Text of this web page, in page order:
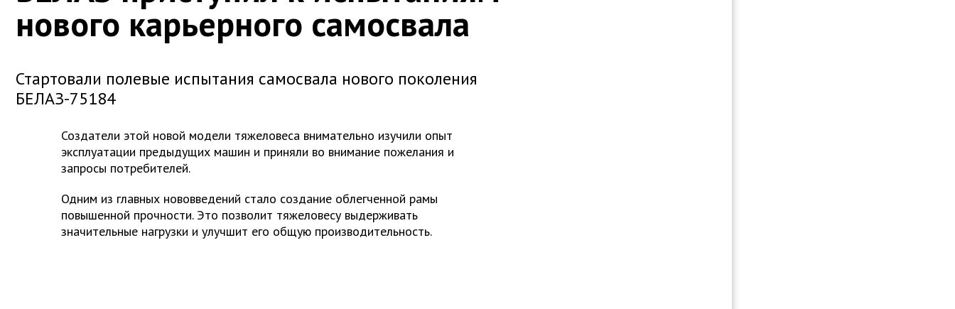
нового карьерного самосвала
Стартовали полевые испытания самосвала нового поколения
БЕЛАЗ-75184
Создатели этой новой модели тяжеловеса внимательно изучили опыт
эксплуатации предыдущих машин и приняли во внимание пожелания и
запросы потребителей.
Одним из главных нововведений стало создание облегченной рамы
повышенной прочности. Это позволит тяжеловесу выдерживать
значительные нагрузки и улучшит его общую производительность.